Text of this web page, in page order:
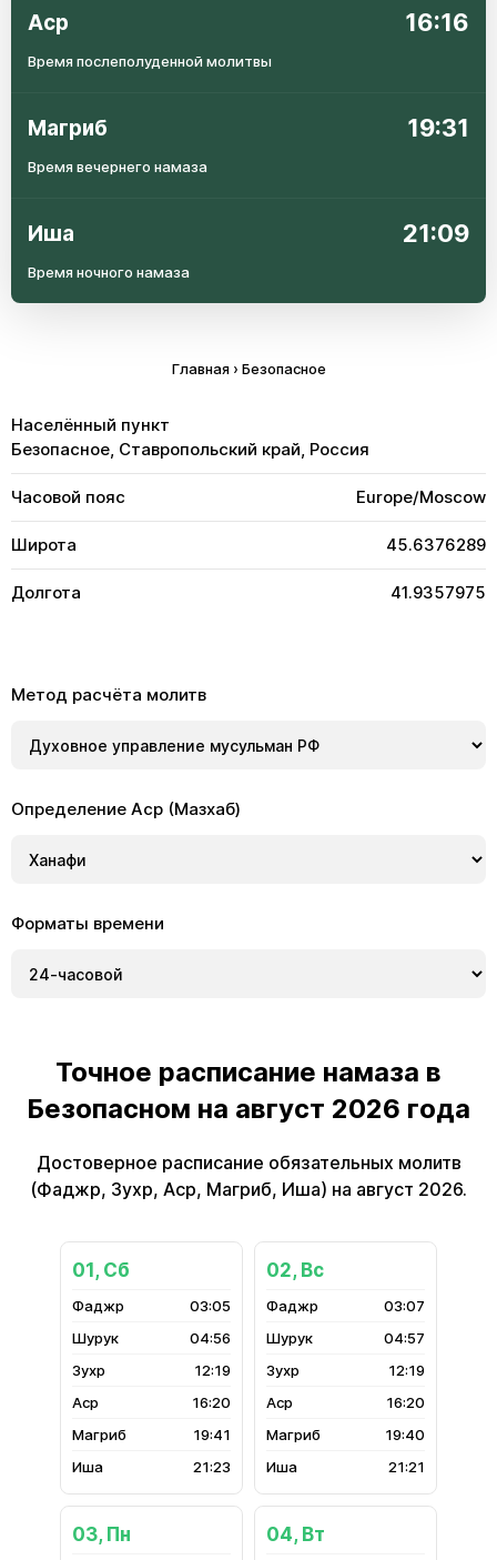
Аср 16:16
Время послеполуденной молитвы
Магриб 19:31
Время вечернего намаза
Иша 21:09
Время ночного намаза
Главная › Безопасное
Населённый пункт
Безопасное, Ставропольский край, Россия
Часовой пояс Europe/Moscow
Широта 45.6376289
Долгота 41.9357975
Метод расчёта молитв
Определение Аср (Мазхаб)
Форматы времени
Точное расписание намаза в
Безопасном на август 2026 года
Достоверное расписание обязательных молитв
(Фаджр, Зухр, Аср, Магриб, Иша) на август 2026.
01, Сб
03:05
04:56
12:19
16:20
19:41
21:23
02, Вс
03:07
04:57
12:19
16:20
19:40
21:21
03, Пн 04, Вт